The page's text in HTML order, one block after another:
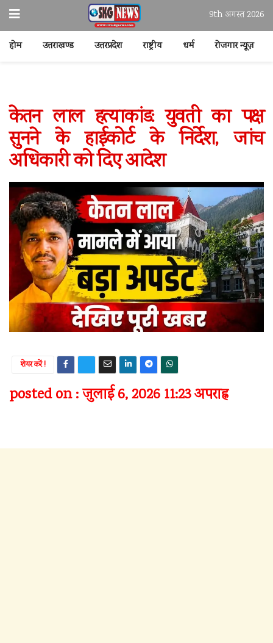
9th अगस्त 2026
होम उत्तराखण्ड उत्तरप्रदेश राष्ट्रीय धर्म रोजगार न्यूज़
केतन लाल हत्याकांड: युवती का पक्ष
सुनने के हाईकोर्ट के निर्देश, जांच
अधिकारी को दिए आदेश
शेयर करें !
posted on : जुलाई 6, 2026 11:23 अपराह्न